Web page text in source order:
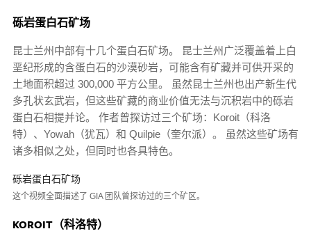
砾岩蛋白石矿场
昆士兰州中部有十几个蛋白石矿场。 昆士兰州广泛覆盖着上白
垩纪形成的含蛋白石的沙漠砂岩，可能含有矿藏并可供开采的
土地面积超过 300,000 平方公里。 虽然昆士兰州也出产新生代
多孔状玄武岩，但这些矿藏的商业价值无法与沉积岩中的砾岩
蛋白石相提并论。 作者曾探访过三个矿场：Koroit（科洛
特）、Yowah（犹瓦）和 Quilpie（奎尔派）。 虽然这些矿场有
诸多相似之处，但同时也各具特色。
砾岩蛋白石矿场
这个视频全面描述了 GIA 团队曾探访过的三个矿区。
KOROIT（科洛特）